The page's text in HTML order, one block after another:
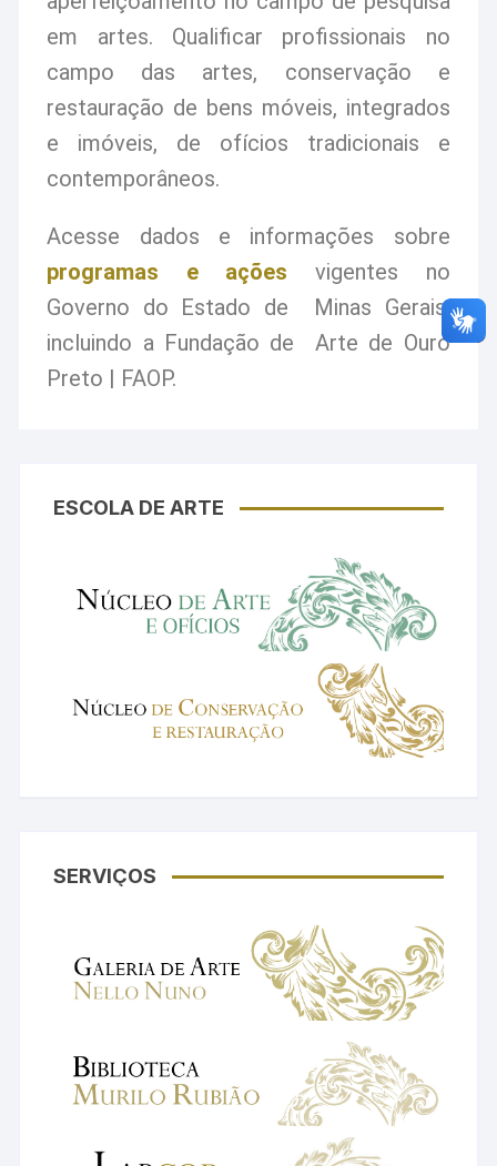
em artes. Qualificar profissionais no
campo das artes, conservação e
restauração de bens móveis, integrados
e imóveis, de ofícios tradicionais e
contemporâneos.
Acesse dados e informações sobre
programas e ações vigentes no
Governo do Estado de Minas Gerais,
incluindo a Fundação de Arte de Ouro
Preto | FAOP.
ESCOLA DE ARTE
SERVIÇOS